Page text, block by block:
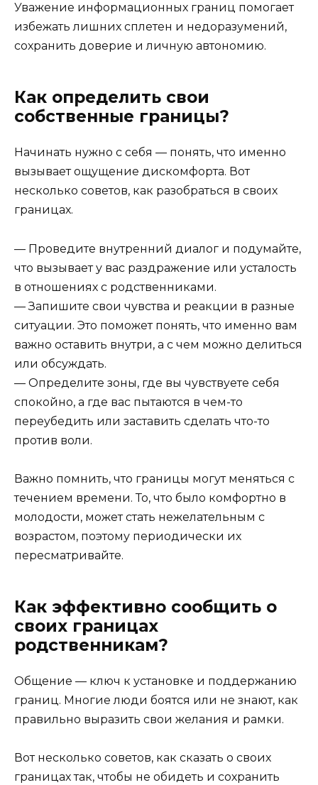
Уважение информационных границ помогает
избежать лишних сплетен и недоразумений,
сохранить доверие и личную автономию.
Как определить свои
собственные границы?
Начинать нужно с себя — понять, что именно
вызывает ощущение дискомфорта. Вот
несколько советов, как разобраться в своих
границах.
— Проведите внутренний диалог и подумайте,
что вызывает у вас раздражение или усталость
в отношениях с родственниками.
— Запишите свои чувства и реакции в разные
ситуации. Это поможет понять, что именно вам
важно оставить внутри, а с чем можно делиться
или обсуждать.
— Определите зоны, где вы чувствуете себя
спокойно, а где вас пытаются в чем-то
переубедить или заставить сделать что-то
против воли.
Важно помнить, что границы могут меняться с
течением времени. То, что было комфортно в
молодости, может стать нежелательным с
возрастом, поэтому периодически их
пересматривайте.
Как эффективно сообщить о
своих границах
родственникам?
Общение — ключ к установке и поддержанию
границ. Многие люди боятся или не знают, как
правильно выразить свои желания и рамки.
Вот несколько советов, как сказать о своих
границах так, чтобы не обидеть и сохранить